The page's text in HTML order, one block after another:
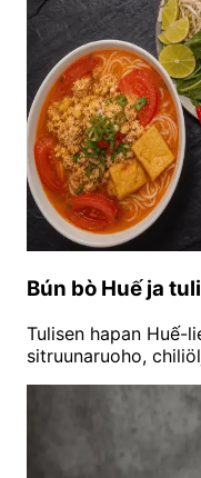
Bún bò Huế ja
Tulisen hapan Huế-
sitruunaruoho,